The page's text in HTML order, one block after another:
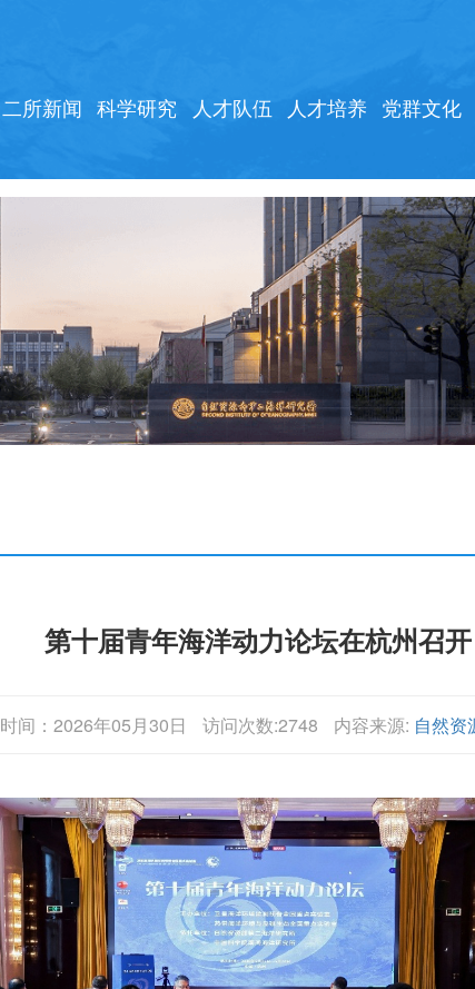
二所新闻 科学研究 人才队伍 人才培养 党群文化
第十届青年海洋动力论坛在杭州召开
时间：2026年05月30日 访问次数:2748 内容来源: 自然资